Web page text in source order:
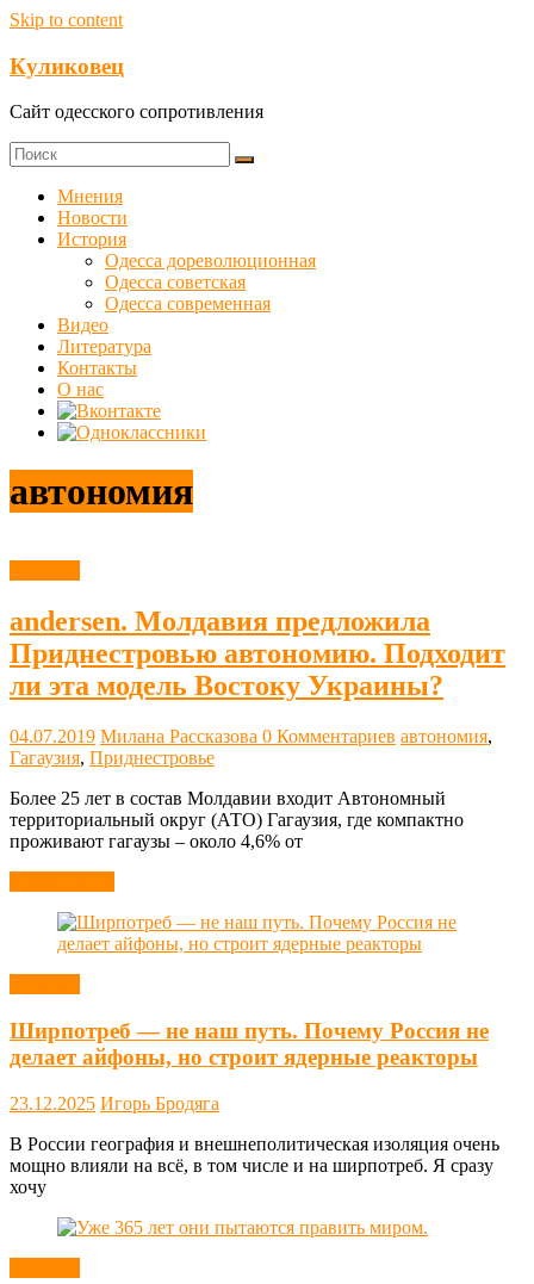
Skip to content
Куликовец
Сайт одесского сопротивления
Мнения
Новости
История
Одесса дореволюционная
Одесса советская
Одесса современная
Видео
Литература
Контакты
О нас
автономия
andersen. Молдавия предложила
Приднестровью автономию. Подходит
ли эта модель Востоку Украины?
04.07.2019 Милана Рассказова 0 Комментариев автономия,
Гагаузия, Приднестровье
Более 25 лет в состав Молдавии входит Автономный
территориальный округ (АТО) Гагаузия, где компактно
проживают гагаузы – около 4,6% от
Ширпотреб — не наш путь. Почему Россия не
делает айфоны, но строит ядерные реакторы
23.12.2025 Игорь Бродяга
В России география и внешнеполитическая изоляция очень
мощно влияли на всё, в том числе и на ширпотреб. Я сразу
хочу